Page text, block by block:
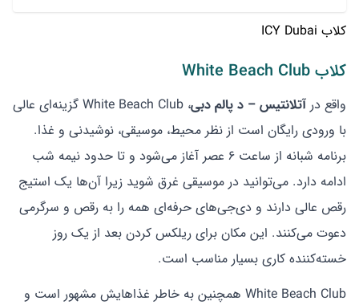
کلاب ICY Dubai
کلاب White Beach Club
واقع در آتلانتیس – د پالم دبی
، White Beach Club گزینه‌ای عالی
با ورودی رایگان است از نظر محیط، موسیقی، نوشیدنی و غذا.
برنامه شبانه از ساعت ۶ عصر آغاز می‌شود و تا حدود نیمه شب
ادامه دارد. می‌توانید در موسیقی غرق شوید زیرا آن‌ها یک استیج
رقص عالی دارند و دی‌جی‌های حرفه‌ای همه را به رقص و سرگرمی
دعوت می‌کنند. این مکان برای ریلکس کردن بعد از یک روز
خسته‌کننده کاری بسیار مناسب است.
White Beach Club همچنین به خاطر غذاهایش مشهور است و